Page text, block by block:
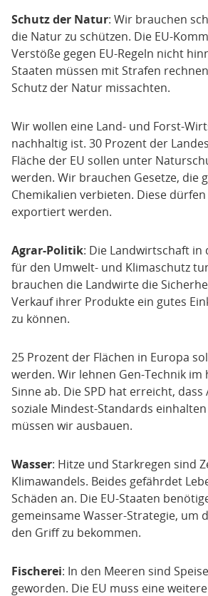
Schutz der Natur: Wir brauchen
die Natur zu schützen. Die EU-
Verstöße gegen EU-Regeln nicht
Staaten müssen mit Strafen
Schutz der Natur missachten.
Wir wollen eine Land- und Forst-
nachhaltig ist. 30 Prozent der
Fläche der EU sollen unter
werden. Wir brauchen Gesetze, die
Chemikalien verbieten. Diese
exportiert werden.
Agrar-Politik: Die Landwirtschaft in
für den Umwelt- und Klimaschutz
brauchen die Landwirte die
Verkauf ihrer Produkte ein gutes
zu können.
25 Prozent der Flächen in Europa
werden. Wir lehnen Gen-Technik
Sinne ab. Die SPD hat erreicht,
soziale Mindest-Standards
müssen wir ausbauen.
Wasser: Hitze und Starkregen sind
Klimawandels. Beides gefährdet
Schäden an. Die EU-Staaten
gemeinsame Wasser-Strategie, um
den Griff zu bekommen.
Fischerei: In den Meeren sind
geworden. Die EU muss eine